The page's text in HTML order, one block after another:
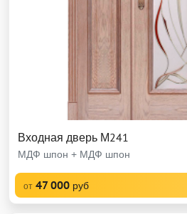
Входная дверь М241
МДФ шпон + МДФ шпон
от 47 000 руб